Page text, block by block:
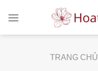
TRANG CHỦ